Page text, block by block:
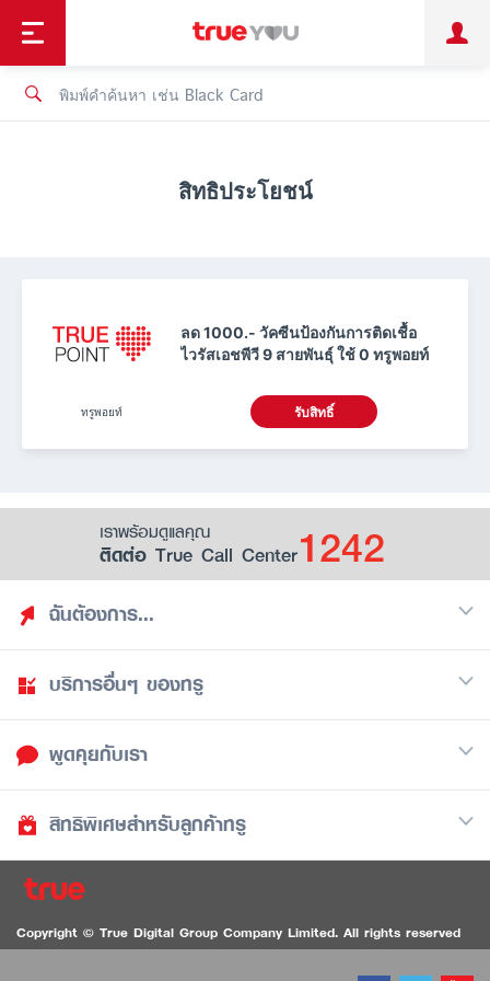
ลูกค้าบุคคล ลูกค้าองค์กร
ช้อป
เทรนด์เทคโนโลยี
สิทธิประโยชน์
ลด 1000.- วัคซีนป้องกันการติดเชื้อ
ไวรัสเอชพีวี 9 สายพันธุ์ ใช้ 0 ทรูพอยท์
ทรูพอยท์ รับสิทธิ์
เราพร้อมดูแลคุณ
ติดต่อ True Call Center1242
ฉันต้องการ...
ค้นหาสิทธิประโยชน์
รวมของฟรี
ดูสิทธิประโยชน์ที่เก็บไว้
เป็นพันธมิตรร้านค้ากับทรูยู (True Smart Merchant)
ดาวน์โหลดแอปทรูยูiOS / Android
บริการอื่นๆ ของทรู
มือถือ
อินเตอร์เน็ต
พูดคุยกับเรา
Call Center
1236 ลูกค้าทรูแบล็ค
ติดต่อเรา
สิทธิพิเศษสำหรับลูกค้าทรู
ทรูการ์ด
ทรูพอยท์
Copyright © True Digital Group Company Limited. All rights reserved